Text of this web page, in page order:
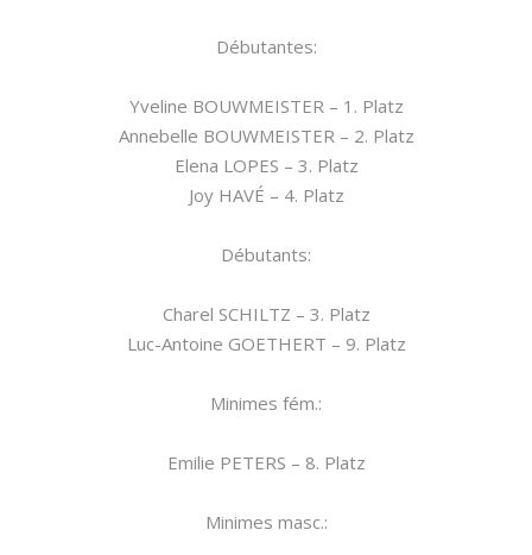
Débutantes:
Yveline BOUWMEISTER – 1. Platz
Annebelle BOUWMEISTER – 2. Platz
Elena LOPES – 3. Platz
Joy HAVÉ – 4. Platz
Débutants:
Charel SCHILTZ – 3. Platz
Luc-Antoine GOETHERT – 9. Platz
Minimes fém.:
Emilie PETERS – 8. Platz
Minimes masc.: